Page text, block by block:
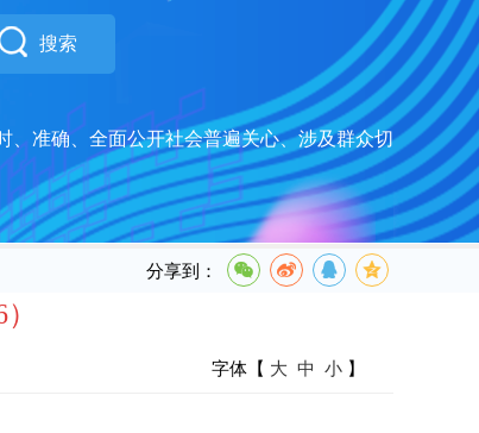
搜索
、准确、全面公开社会普遍关心、涉及群众切
分享到：
字体【 大 中 小 】